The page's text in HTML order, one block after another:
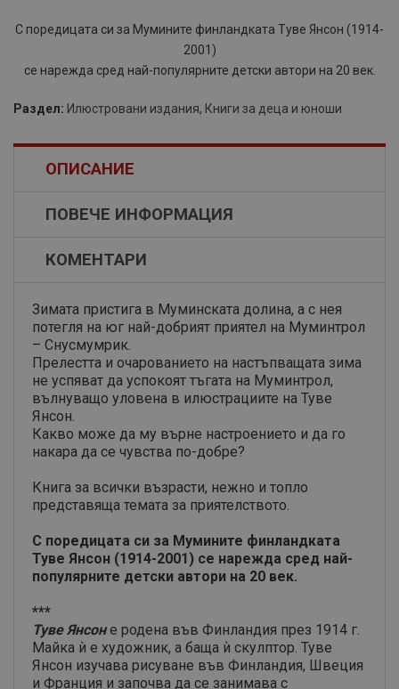
С поредицата си за Мумините финландката Туве Янсон (1914-
2001)
се нарежда сред най-популярните детски автори на 20 век.
Раздел: Илюстровани издания, Книги за деца и юноши
ОПИСАНИЕ
ПОВЕЧЕ ИНФОРМАЦИЯ
КОМЕНТАРИ
Зимата пристига в Муминската долина, а с нея
потегля на юг най-добрият приятел на Муминтрол
– Снусмумрик.
Прелестта и очарованието на настъпващата зима
не успяват да успокоят тъгата на Муминтрол,
вълнуващо уловена в илюстрациите на Туве
Янсон.
Какво може да му върне настроението и да го
накара да се чувства по-добре?
Книга за всички възрасти, нежно и топло
представяща темата за приятелството.
С поредицата си за Мумините финландката
Туве Янсон (1914-2001) се нарежда сред най-
популярните детски автори на 20 век.
***
Туве Янсоне родена във Финландия през 1914 г.
Майка ѝ е художник, а баща ѝ скулптор. Туве
Янсон изучава рисуване във Финландия, Швеция
и Франция и започва да се занимава с